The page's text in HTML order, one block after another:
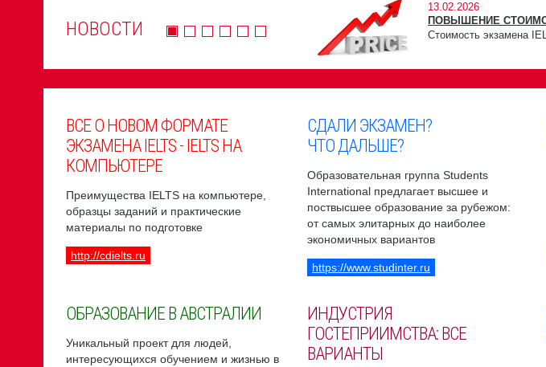
НОВОСТИ
13.02.2026
ПОВЫШЕНИЕ
Стоимость экзамена
ВСЕ О НОВОМ ФОРМАТЕ
ЭКЗАМЕНА IELTS - IELTS НА
КОМПЬЮТЕРЕ
Преимущества IELTS на компьютере,
образцы заданий и практические
материалы по подготовке
http://cdielts.ru
СДАЛИ ЭКЗАМЕН?
ЧТО ДАЛЬШЕ?
Образовательная группа Students
International предлагает высшее и
поствысшее образование за рубежом:
от самых элитарных до наиболее
экономичных вариантов
https://www.studinter.ru
ОБРАЗОВАНИЕ В АВСТРАЛИИ
Уникальный проект для людей,
интересующихся обучением и жизнью в
ИНДУСТРИЯ
ГОСТЕПРИИМСТВА: ВСЕ
ВАРИАНТЫ